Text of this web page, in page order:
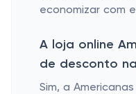
economizar com
A loja online
de desconto
Sim, a